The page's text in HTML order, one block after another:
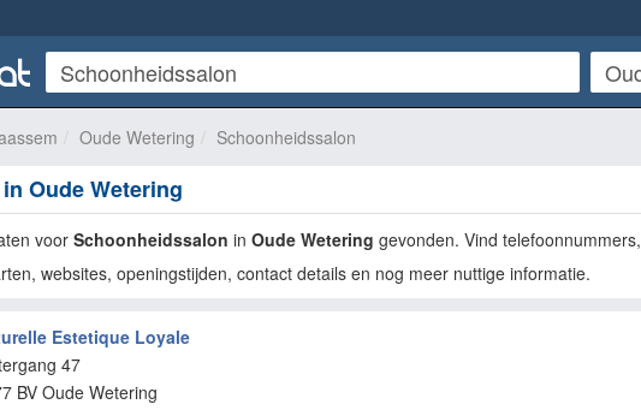
Oude Wetering Schoonheidssalon
Oude Wetering
voor Schoonheidssalon in Oude Wetering gevonden. Vind telefoonnummers,
websites, openingstijden, contact details en nog meer nuttige informatie.
Estetique Loyale
47
BVOude Wetering